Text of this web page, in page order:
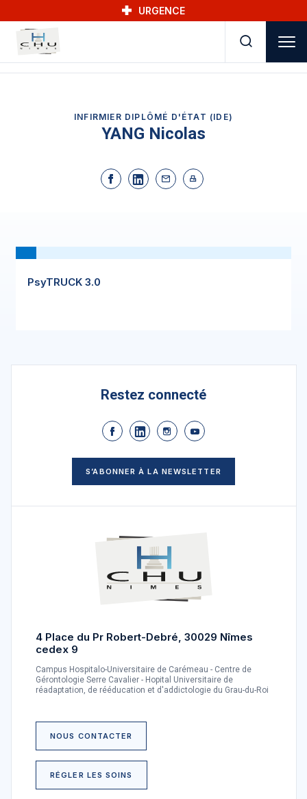
URGENCE
INFIRMIER DIPLÔMÉ D'ÉTAT (IDE)
YANG Nicolas
PsyTRUCK 3.0
Restez connecté
S’ABONNER À LA NEWSLETTER
4 Place du Pr Robert-Debré, 30029 Nîmes
cedex 9
Campus Hospitalo-Universitaire de Carémeau - Centre de
Gérontologie Serre Cavalier - Hopital Universitaire de
réadaptation, de rééducation et d'addictologie du Grau-du-Roi
NOUS CONTACTER
RÉGLER LES SOINS